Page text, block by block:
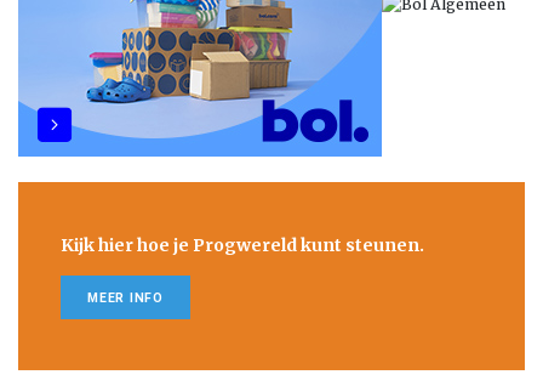
Kijk hier hoe je Progwereld kunt steunen.
MEER INFO